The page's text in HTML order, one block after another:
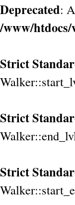
Deprecated:
/www/htdocs/
Strict
Strict
Strict